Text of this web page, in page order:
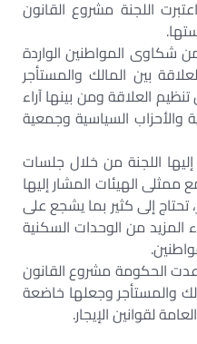
اللجنة مشروع القانون
شكاوى المواطنين الواردة
بين المالك والمستأجر
العلاقة ومن بينها آراء
والأحزاب السياسية وجمعية
اللجنة من خلال جلسات
الهيئات المشار إليها
تحتاج إلى كثير بما يشجع على
المزيد من الوحدات السكنية
الحكومة مشروع القانون
والمستأجر وجعلها خاضعة
لقوانين الإيجار.